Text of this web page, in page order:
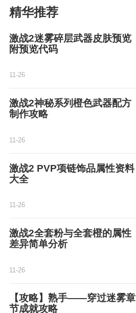
精华推荐
激战2迷雾碎层武器皮肤预览
附预览代码
11-26
激战2神秘系列橙色武器配方
制作攻略
11-26
激战2 PVP项链饰品属性资料
大全
11-26
激战2全套粉与全套橙的属性
差异简单分析
11-26
【攻略】熟手——穿过迷雾章
节成就攻略